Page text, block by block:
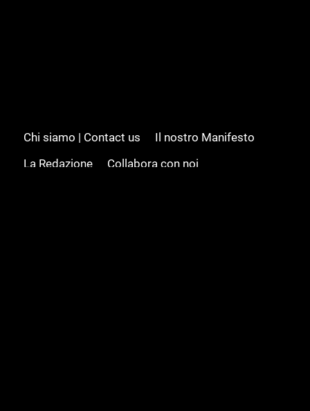
Chi siamo | Contact us
Il nostro Manifesto
La Redazione
Collabora con noi